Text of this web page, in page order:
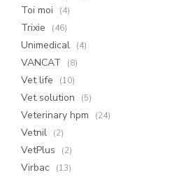
Toi moi (4)
Trixie (46)
Unimedical (4)
VANCAT (8)
Vet life (10)
Vet solution (5)
Veterinary hpm (24)
Vetnil (2)
VetPlus (2)
Virbac (13)